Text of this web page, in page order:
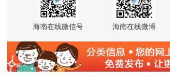
海南在线微信号 海南在线微博